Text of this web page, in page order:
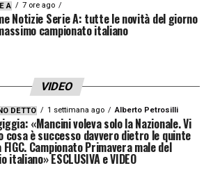
A 7 ore ago
Notizie Serie A: tutte le novità del giorno
campionato italiano
VIDEO
DETTO 1 settimana ago Alberto Petrosilli
«Mancini voleva solo la Nazionale. Vi
cosa è successo davvero dietro le quinte
FIGC. Campionato Primavera male del
italiano» ESCLUSIVA e VIDEO